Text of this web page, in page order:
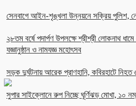
সেনবাগে আইন-শৃঙ্খলা উন্নয়নে সক্রিয় পুলিশ,
২৮তম বর্ষে পদার্পণ উপলক্ষে শ্রীশ্রী লোকনাথ
যজ্ঞানুষ্ঠান ও নামযজ্ঞ মহোৎসব
সড়ক দুর্ঘটনায় আরেক প্রাণহানি, কবিরহাটে
সুপার সাইক্লোনে রুপ নিচ্ছে ঘূর্ণিঝড় মোখা, ১০